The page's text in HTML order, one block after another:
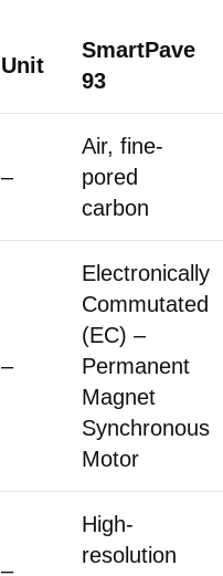
Unit
SmartPave
93
–
Air, fine-
pored
carbon
–
Electronically
Commutated
(EC) –
Permanent
Magnet
Synchronous
Motor
–
High-
resolution